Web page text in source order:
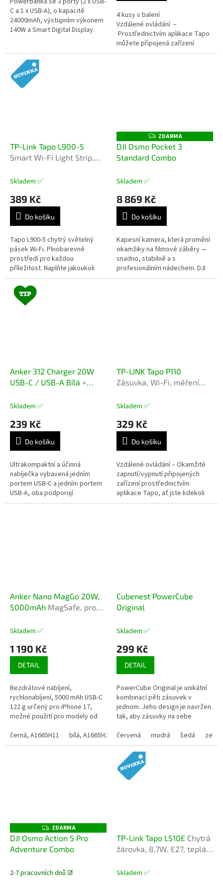
C a 1 x USB-A), o kapacitě
24000mAh, výstupním výkonem
140W a Smart Digital Display.
4 kusy v balení
Vzdálené ovládání –
Prostřednictvím aplikace Tapo
můžete připojená zařízení
okamžitě zapnout / vypnout, ať
TP-Link Tapo L900-5
Smart Wi-Fi Light Strip,
Skladem ✅
389 Kč
Do košíku
Tapo L900-5 chytrý světelný
pásek Wi-Fi. Plnobarevné
prostředí pro každou
příležitost. Naplňte jakoukoli
místnost svého domu více než
16 miliony zářivých barev, teplé
bílé nebo...
Z
D
A
R
ZDARMA
DJI Osmo Pocket 3
Standard Combo
Skladem ✅
8 869 Kč
Do košíku
Kapesní kamera, která promění
okamžiky na filmové záběry —
snadno, stabilně a s
profesionálním nádechem. DJI
Osmo Pocket 3 spojuje kapesní
Anker 312 Charger 20W
USB-C / USB-A Bílá +
Skladem ✅
239 Kč
Do košíku
Ultrakompaktní a účinná
nabíječka vybavená jedním
portem USB-C a jedním portem
USB-A, oba podporují
technologie PowerIQ a
TP-LINK Tapo P110
Zásuvka, Wi-Fi, měření
ovládání, hlasové
kompaktní
Skladem ✅
329 Kč
Do košíku
Vzdálené ovládání – Okamžité
zapnutí/vypnutí připojených
zařízení prostřednictvím
aplikace Tapo, ať jste kdekoli
Plán – Přednastavení kalendáře
Anker Nano MagGo 20W,
5000mAh MagSafe, pro
Skladem ✅
1 190 Kč
DETAIL
Bezdrátové nabíjení,
rychlonabíjení, 5000 mAh USB-C
122 g určený pro iPhone 17,
možné použití pro modely od
Nano je praktický...
černá, A1665H11 bílá, A1665H21 zlatá, A1665
Cubenest PowerCube
Original
Skladem ✅
299 Kč
DETAIL
PowerCube Original je unikátní
kombinací pěti zásuvek v
jednom. Jeho design je navržen
tak, aby zásuvky na sebe
můžete využít všechny
zásuvky...
červená modrá šedá
Z
D
A
R
ZDARMA
DJI Osmo Action 5 Pro
Adventure Combo
2-7 pracovních dnů ☑️
TP-Link Tapo L510E Chytrá
žárovka, 8,7W, E27, teplá
Skladem ✅